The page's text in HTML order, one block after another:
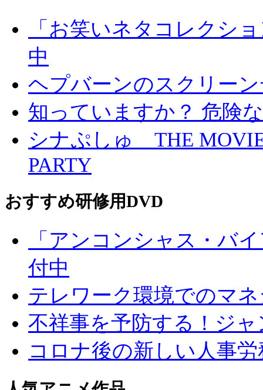
「お笑いネタコレクシ
中
ヘプバーンのスクリー
知っていますか？ 危険
シナぷしゅ THE
PARTY
おすすめ研修用DVD
「アンコンシャス・バ
付中
テレワーク環境でのマ
不祥事を予防する！ジ
コロナ後の新しい人事